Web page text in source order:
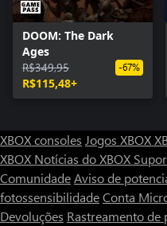
DOOM: The Dark
Ages
R$349,95
R$115,48+
-67%
XBOX consoles Jogos XBOX
XBOX Notícias do XBOX
ComunidadeAviso de
fotossensibilidadeConta
Devoluções Rastreamento de